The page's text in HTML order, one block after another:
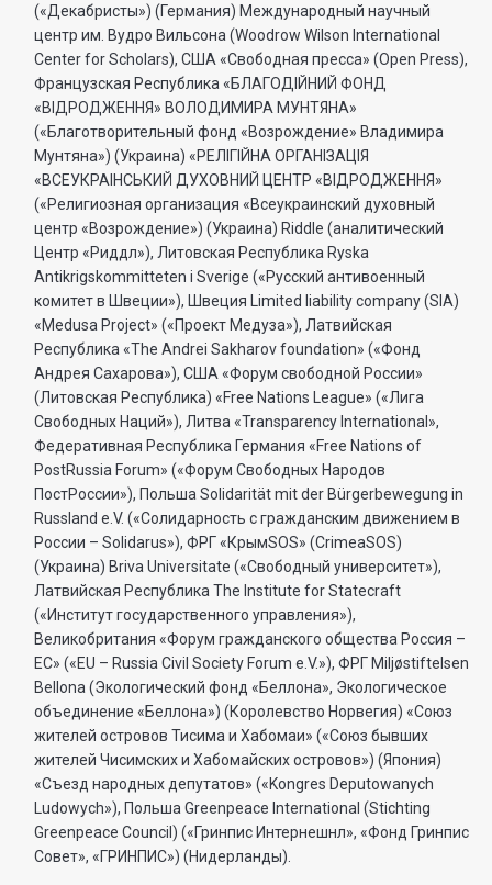
(«Декабристы») (Германия) Международный научный
центр им. Вудро Вильсона (Woodrow Wilson International
Center for Scholars), США «Свободная пресса» (Open Press),
Французская Республика «БЛАГОДIЙНИЙ ФОНД
«ВIДРОДЖЕННЯ» ВОЛОДИМИРА МУНТЯНА»
(«Благотворительный фонд «Возрождение» Владимира
Мунтяна») (Украина) «РЕЛIГIЙНА ОРГАНIЗАЦIЯ
«ВСЕУКРАIНСЬКИЙ ДУХОВНИЙ ЦЕНТР «ВIДРОДЖЕННЯ»
(«Религиозная организация «Всеукраинский духовный
центр «Возрождение») (Украина) Riddle (аналитический
Центр «Риддл»), Литовская Республика Ryska
Antikrigskommitteten i Sverige («Русский антивоенный
комитет в Швеции»), Швеция Limited liability company (SIA)
«Medusa Project» («Проект Медуза»), Латвийская
Республика «The Andrei Sakharov foundation» («Фонд
Андрея Сахарова»), США «Форум свободной России»
(Литовская Республика) «Free Nations League» («Лига
Свободных Наций»), Литва «Transparеncy International»,
Федеративная Республика Германия «Free Nations of
PostRussia Forum» («Форум Свободных Народов
ПостРоссии»), Польша Solidarität mit der Bürgerbewegung in
Russland e.V. («Солидарность с гражданским движением в
России – Solidarus»), ФРГ «КрымSOS» (CrimeaSOS)
(Украина) Briva Universitate («Свободный университет»),
Латвийская Республика The Institute for Statecraft
(«Институт государственного управления»),
Великобритания «Форум гражданского общества Россия –
ЕС» («EU – Russia Civil Society Forum e.V.»), ФРГ Miljøstiftelsen
Bellona (Экологический фонд «Беллона», Экологическое
объединение «Беллона») (Королевство Норвегия) «Союз
жителей островов Тисима и Хабомаи» («Союз бывших
жителей Чисимских и Хабомайских островов») (Япония)
«Съезд народных депутатов» («Kongres Deputowanych
Ludowych»), Польша Greenpeace International (Stichting
Greenpeace Council) («Гринпис Интернешнл», «Фонд Гринпис
Совет», «ГРИНПИС») (Нидерланды).